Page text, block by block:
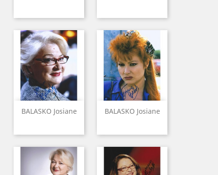
BALASKO Josiane BALASKO Josiane